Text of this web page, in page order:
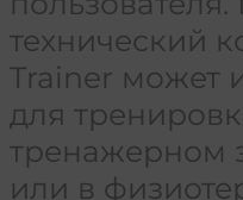
технический
Trainer может
для
тренажерном
или в